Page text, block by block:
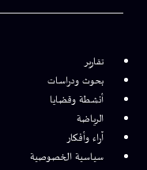
تقارير
بحوث ودراسات
أنشطة وقضايا
الرياضة
آراء وأفكار
سياسية الخصوصية